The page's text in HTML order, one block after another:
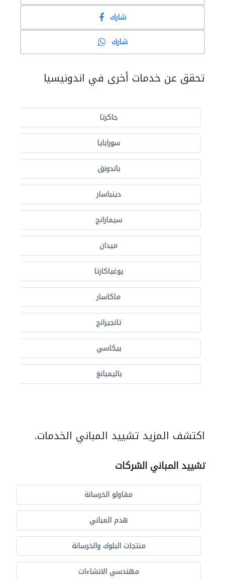
شارك
شارك
تحقق عن خدمات أخرى في اندونيسيا
جاكرتا
سورابايا
باندونق
دينباسار
سيمارانج
ميدان
يوغياكارتا
ماكاسار
تانجيرانج
بيكاسي
باليمبانغ
اكتشف المزيد تشييد المباني الخدمات.
تشييد المباني الشركات
مقاولو الخرسانة
هدم المباني
منتجات البلوك والخرسانة
مهندسي الانشاءات